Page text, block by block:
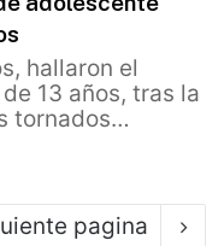
hallaron el
13 años, tras la
tornados…
pagina